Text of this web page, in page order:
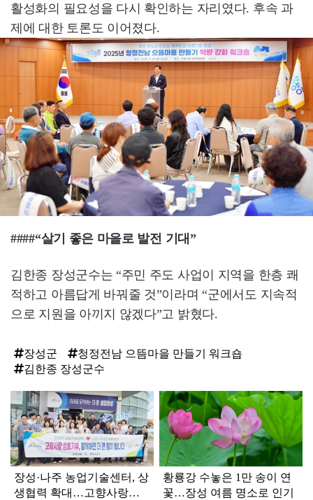
활성화의 필요성을 다시 확인하는 자리였다. 후속 과
제에 대한 토론도 이어졌다.
####“살기 좋은 마을로 발전 기대”
김한종 장성군수는 “주민 주도 사업이 지역을 한층 쾌
적하고 아름답게 바꿔줄 것”이라며 “군에서도 지속적
으로 지원을 아끼지 않겠다”고 밝혔다.
장성군
청정전남 으뜸마을 만들기 워크숍
김한종 장성군수
탑
라
인
장성·나주 농업기술센터, 상
생협력 확대…고향사랑기
황룡강 수놓은 1만 송이 연
꽃…장성 여름 명소로 인기